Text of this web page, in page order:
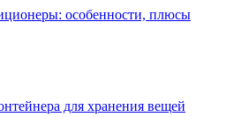
особенности, плюсы
для хранения вещей